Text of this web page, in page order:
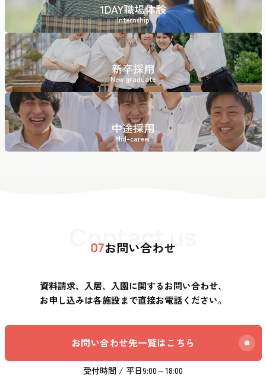
1DAY職場体験
Internship
新卒採用
New graduate
中途採用
Mid-career
Contact us
07お問い合わせ
資料請求、入居、入園に関するお問い合わせ、
お申し込みは各施設まで直接お電話ください。
お問い合わせ先一覧はこちら
受付時間 / 平日9:00～18:00